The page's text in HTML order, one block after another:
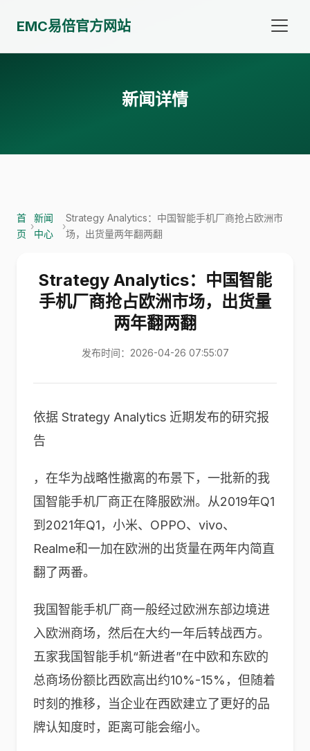
EMC易倍官方网站
新闻详情
首
页
›
新闻
中心
›
Strategy Analytics：中国智能手机厂商抢占欧洲市
场，出货量两年翻两翻
Strategy Analytics：中国智能
手机厂商抢占欧洲市场，出货量
两年翻两翻
发布时间：2026-04-26 07:55:07
依据 Strategy Analytics 近期发布的研究报
告
，在华为战略性撤离的布景下，一批新的我
国智能手机厂商正在降服欧洲。从2019年Q1
到2021年Q1，小米、OPPO、vivo、
Realme和一加在欧洲的出货量在两年内简直
翻了两番。
我国智能手机厂商一般经过欧洲东部边境进
入欧洲商场，然后在大约一年后转战西方。
五家我国智能手机“新进者”在中欧和东欧的
总商场份额比西欧高出约10%-15%，但随着
时刻的推移，当企业在西欧建立了更好的品
牌认知度时，距离可能会缩小。